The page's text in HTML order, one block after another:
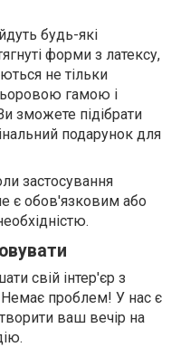
будь-які
форми з латексу,
не тільки
гамою і
зможете підібрати
подарунок для
застосування
є обов'язковим або
свій інтер'єр з
Немає проблем! У нас є
ваш вечір на